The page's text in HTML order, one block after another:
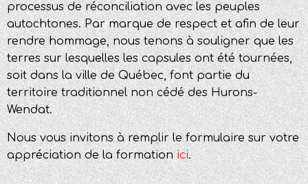
processus de réconciliation avec les peuples
autochtones. Par marque de respect et afin de leur
rendre hommage, nous tenons à souligner que les
terres sur lesquelles les capsules ont été tournées,
soit dans la ville de Québec, font partie du
territoire traditionnel non cédé des Hurons-
Wendat.
Nous vous invitons à remplir le formulaire sur votre
appréciation de la formationici.